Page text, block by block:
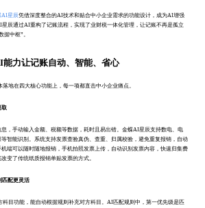
AI星辰凭借深度整合的AI技术和贴合中小企业需求的功能设计，成为AI增强
辰通过AI重构了记账流程，实现了业财税一体化管理，让记账不再是孤立
据中枢”。
能力让记账自动、智能、省心
地在四大核心功能上，每一项都直击中小企业痛点。
取
，手动输入金额、税额等数据，耗时且易出错。金蝶AI星辰支持数电、电
智能识别。系统支持发票查验真伪、查重、归属校验，避免重复报销，自动
端可以随时随地报销，手机拍照发票上传，自动识别发票内容，快速归集费
变了传统纸质报销单贴发票的方式。
匹配更灵活
目功能，能自动根据规则补充对方科目。AI匹配规则中，第一优先级是匹